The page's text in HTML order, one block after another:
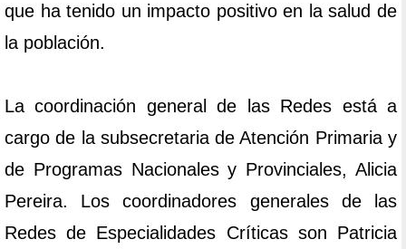
que ha tenido un impacto positivo en la salud de
la población.
La coordinación general de las Redes está a
cargo de la subsecretaria de Atención Primaria y
de Programas Nacionales y Provinciales, Alicia
Pereira. Los coordinadores generales de las
Redes de Especialidades Críticas son Patricia